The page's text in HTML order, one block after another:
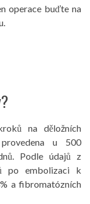
operace buďte na
na děložních
u 500
Podle údajů z
po embolizaci k
a fibromatózních